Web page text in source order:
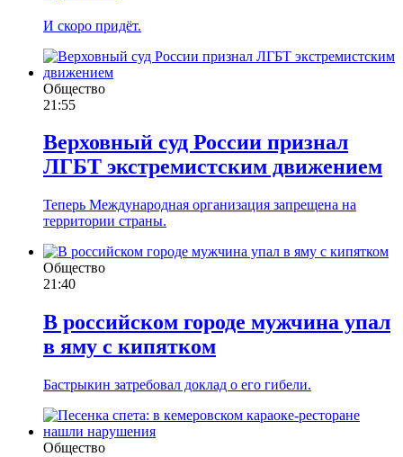
И скоро придёт.
Общество
21:55
Верховный суд России признал
ЛГБТ экстремистским движением
Теперь Международная организация запрещена на
территории страны.
Общество
21:40
В российском городе мужчина упал
в яму с кипятком
Бастрыкин затребовал доклад о его гибели.
Общество